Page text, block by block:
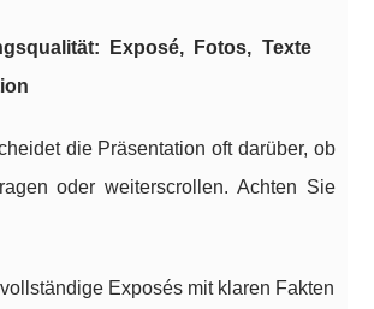
Exposé, Fotos, Texte
die Präsentation oft darüber, ob
oder weiterscrollen. Achten Sie
Exposés mit klaren Fakten